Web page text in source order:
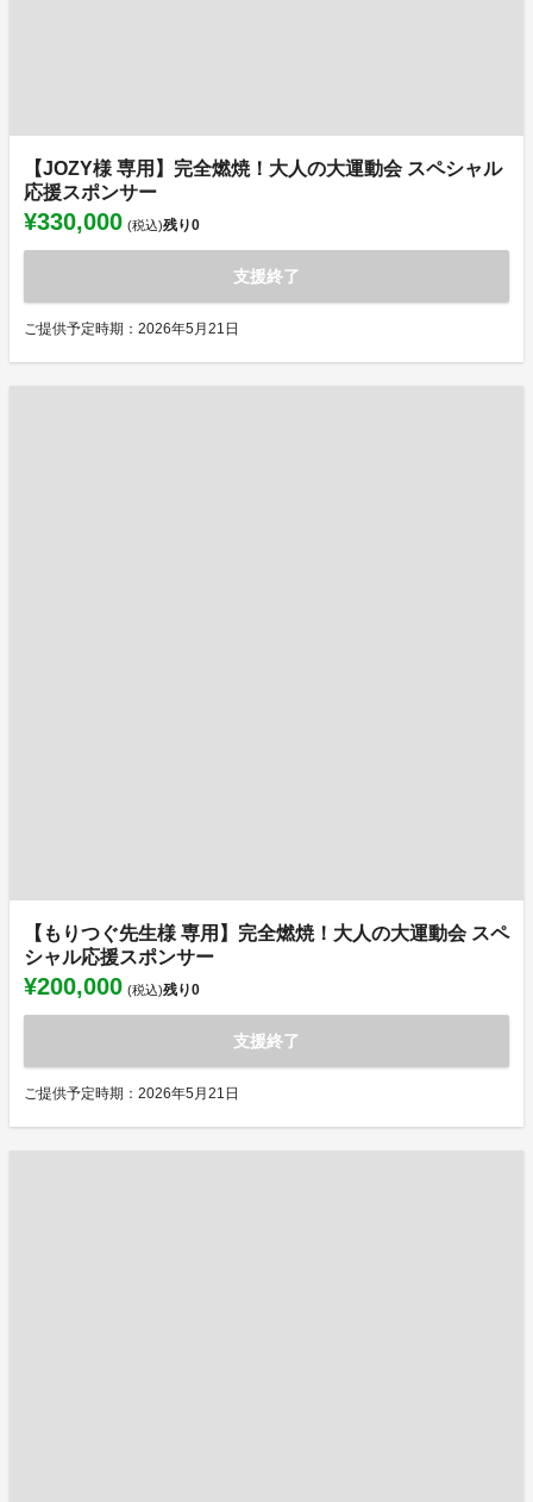
【JOZY様 専用】完全燃焼！大人の大運動会 スペシャル
応援スポンサー
¥330,000 (税込)残り0
支援終了
ご提供予定時期：2026年5月21日
【もりつぐ先生様 専用】完全燃焼！大人の大運動会 スペ
シャル応援スポンサー
¥200,000 (税込)残り0
支援終了
ご提供予定時期：2026年5月21日